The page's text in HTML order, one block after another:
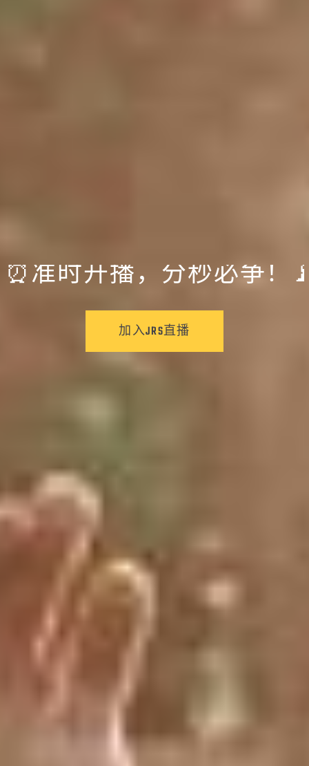
⏰准时开播，分秒必争！
加入JRS直播